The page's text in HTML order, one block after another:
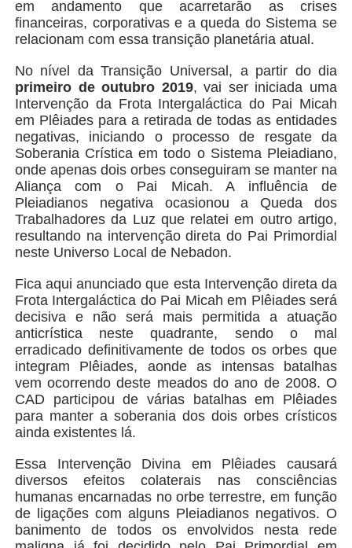
em andamento que acarretarão as crises
financeiras, corporativas e a queda do Sistema se
relacionam com essa transição planetária atual.
No nível da Transição Universal, a partir do dia
primeiro de outubro 2019, vai ser iniciada uma
Intervenção da Frota Intergaláctica do Pai Micah
em Plêiades para a retirada de todas as entidades
negativas, iniciando o processo de resgate da
Soberania Crística em todo o Sistema Pleiadiano,
onde apenas dois orbes conseguiram se manter na
Aliança com o Pai Micah. A influência de
Pleiadianos negativa ocasionou a Queda dos
Trabalhadores da Luz que relatei em outro artigo,
resultando na intervenção direta do Pai Primordial
neste Universo Local de Nebadon.
Fica aqui anunciado que esta Intervenção direta da
Frota Intergaláctica do Pai Micah em Plêiades será
decisiva e não será mais permitida a atuação
anticrística neste quadrante, sendo o mal
erradicado definitivamente de todos os orbes que
integram Plêiades, aonde as intensas batalhas
vem ocorrendo deste meados do ano de 2008. O
CAD participou de várias batalhas em Plêiades
para manter a soberania dos dois orbes crísticos
ainda existentes lá.
Essa Intervenção Divina em Plêiades causará
diversos efeitos colaterais nas consciências
humanas encarnadas no orbe terrestre, em função
de ligações com alguns Pleiadianos negativos. O
banimento de todos os envolvidos nesta rede